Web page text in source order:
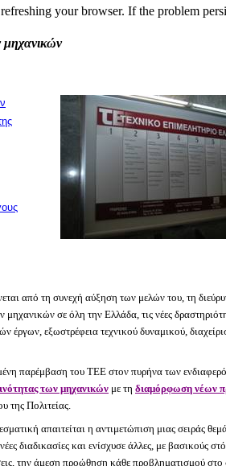
your browser. If the problem
μηχανικών
από τη συνεχή αύξηση των μελών του, τη
σε όλη την Ελλάδα, τις νέες
έργων, εξωστρέφεια τεχνικού δυναμικού,
παρέμβαση του ΤΕΕ στον πυρήνα των
των μηχανικών με τη διαμόρφωση νέων
της Πολιτείας.
απαιτείται η αντιμετώπιση μιας σειράς
διαδικασίες και ενίσχυσε άλλες, με βασικούς
την άμεση προώθηση κάθε προβληματισμού